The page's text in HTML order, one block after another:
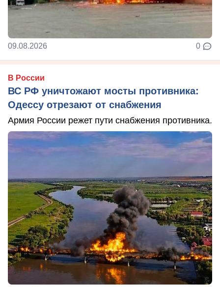
09.08.2026 0
В России
ВС РФ уничтожают мосты противника:
Одессу отрезают от снабжения
Армия России режет пути снабжения противника.